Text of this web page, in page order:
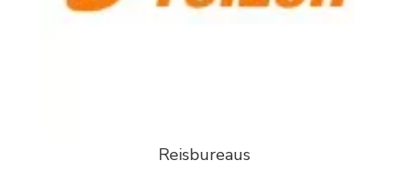
Reisbureaus